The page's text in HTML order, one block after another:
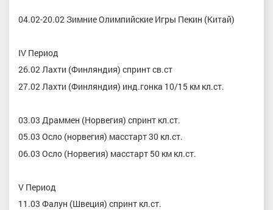
04.02-20.02 Зимние Олимпийские Игры Пекин (Китай)
IV Период
26.02 Лахти (Финляндия) спринт св.ст
27.02 Лахти (Финляндия) инд.гонка 10/15 км кл.ст.
03.03 Драммен (Норвегия) спринт кл.ст.
05.03 Осло (норвегия) масстарт 30 кл.ст.
06.03 Осло (Норвегия) масстарт 50 км кл.ст.
V Период
11.03 Фалун (Швеция) спринт кл.ст.